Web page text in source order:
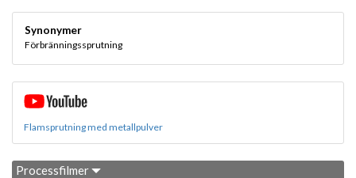
Synonymer
Förbränningssprutning
Flamsprutning med metallpulver
Processfilmer